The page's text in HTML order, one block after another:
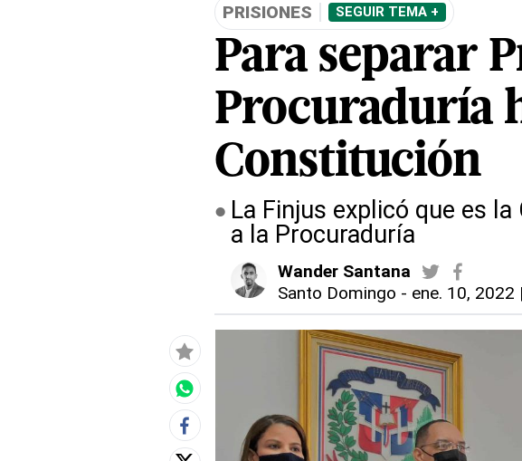
PRISIONES SEGUIR TEMA +
Para separar
Procuraduría
Constitución
La Finjus explicó que es
a la Procuraduría
Wander Santana
Santo Domingo - ene. 10, 2022